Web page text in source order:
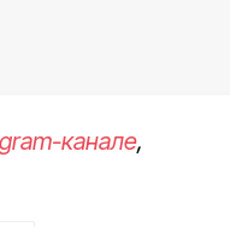
канале,